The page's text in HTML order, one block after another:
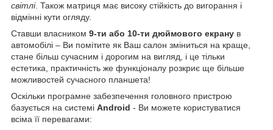
світлі. Також матриця має високу стійкість до вигорання і
відмінні кути огляду.
Ставши власником 9-ти або 10-ти дюймового екрану в
автомобілі – Ви помітите як Ваш салон зміниться на краще,
стане більш сучасним і дорогим на вигляд, і це тільки
естетика, практичність же функціоналу розкриє ще більше
можливостей сучасного планшета!
Оскільки програмне забезпечення головного пристрою
базується на системі Android - Ви можете користуватися
всіма її перевагами: